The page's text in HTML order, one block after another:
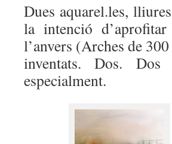
Dues aquarel.les,
la intenció
l’anvers (Arches de
inventats. Dos.
especialment.